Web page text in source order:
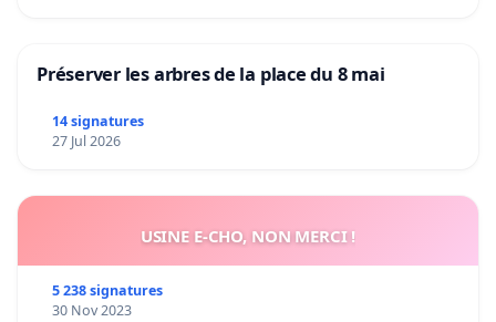
Préserver les arbres de la place du 8 mai
14 signatures
27 Jul 2026
USINE E-CHO, NON MERCI !
5 238 signatures
30 Nov 2023